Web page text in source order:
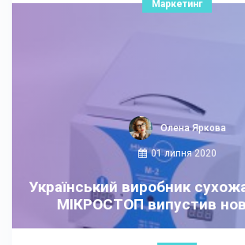
Маркетинг
Олена Яркова
01 липня 2020
Український виробник
МІКРОСТОП випустив